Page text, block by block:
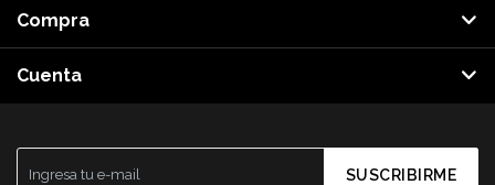
SUSCRIBIRME
Compra
Cuenta